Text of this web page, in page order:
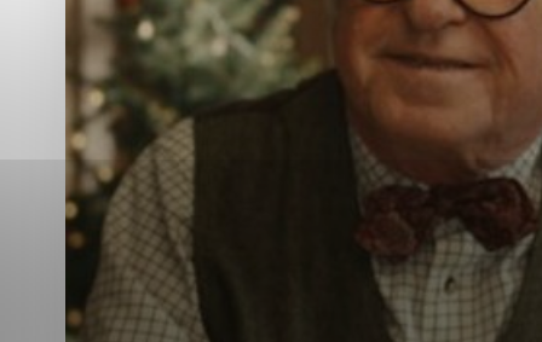
Analytické cookies
Analytické cookies
aby mohol stránky
možné ich spojiť s